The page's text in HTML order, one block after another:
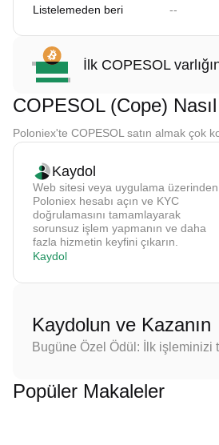
Listelemeden beri --
İlk COPESOL
COPESOL (Cope) Nasıl
Poloniex'te COPESOL satın almak çok
Kaydol
Web sitesi veya uygulama üzerinden
Poloniex hesabı açın ve KYC
doğrulamasını tamamlayarak
sorunsuz işlem yapmanın ve daha
fazla hizmetin keyfini çıkarın.
Kaydol
Kaydolun ve Kazanın
Bugüne Özel Ödül: İlk işleminizi
Popüler Makaleler